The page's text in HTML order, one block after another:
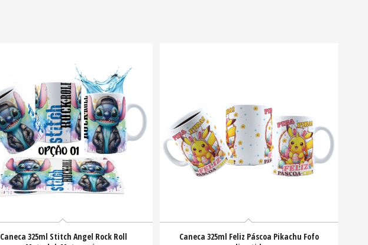
Caneca 325ml Stitch Angel Rock Roll
Caneca 325ml Feliz Páscoa Pikachu Fofo